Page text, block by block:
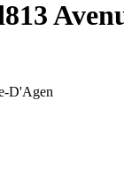
D'Agen